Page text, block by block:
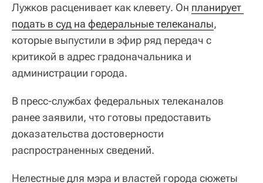
Лужков расценивает как клевету. Он планирует
подать в суд на федеральные телеканалы,
которые выпустили в эфир ряд передач с
критикой в адрес градоначальника и
администрации города.
В пресс-службах федеральных телеканалов
ранее заявили, что готовы предоставить
доказательства достоверности
распространенных сведений.
Нелестные для мэра и властей города сюжеты